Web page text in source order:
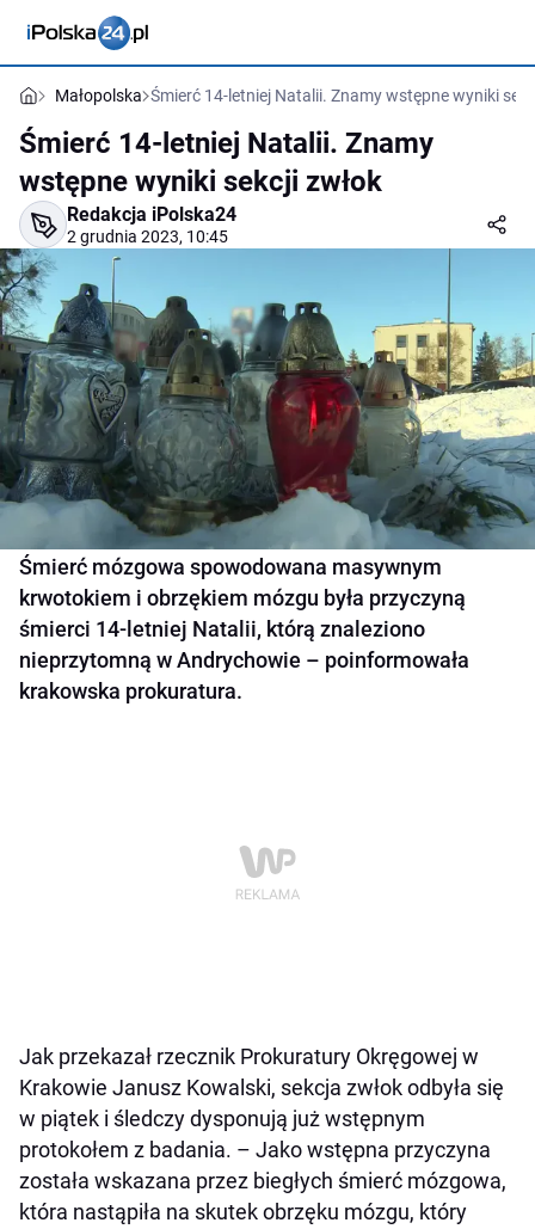
Małopolska Śmierć 14-letniej Natalii. Znamy wstępne wyniki
Śmierć 14-letniej Natalii. Znamy
wstępne wyniki sekcji zwłok
Redakcja iPolska24
2 grudnia 2023, 10:45
Śmierć mózgowa spowodowana masywnym
krwotokiem i obrzękiem mózgu była przyczyną
śmierci 14-letniej Natalii, którą znaleziono
nieprzytomną w Andrychowie – poinformowała
krakowska prokuratura.
Jak przekazał rzecznik Prokuratury Okręgowej w
Krakowie Janusz Kowalski, sekcja zwłok odbyła się
w piątek i śledczy dysponują już wstępnym
protokołem z badania. – Jako wstępna przyczyna
została wskazana przez biegłych śmierć mózgowa,
która nastąpiła na skutek obrzęku mózgu, który